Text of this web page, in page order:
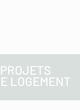
LOGEMENT